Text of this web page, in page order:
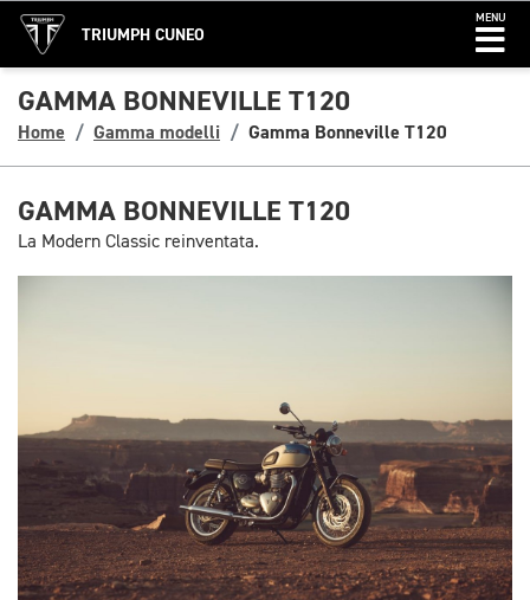
TRIUMPH CUNEO
MENU
GAMMA BONNEVILLE T120
Home Gamma modelli Gamma Bonneville T120
GAMMA BONNEVILLE T120
La Modern Classic reinventata.